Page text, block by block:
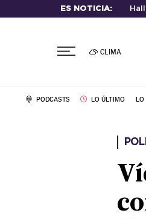
ES NOTICIA:
CLIMA
PODCASTS LO ÚLTIMO LO